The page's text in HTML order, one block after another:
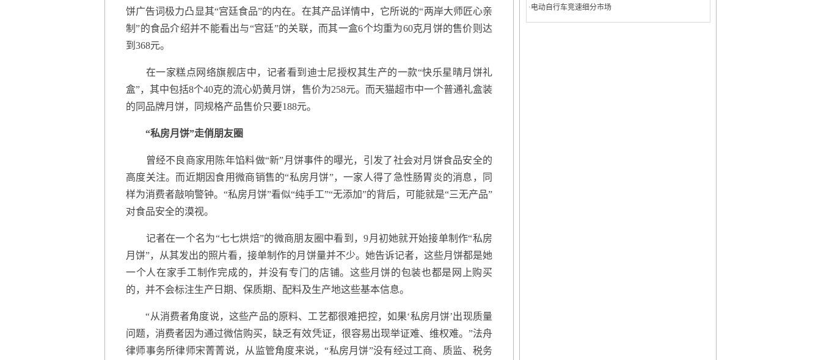
饼广告词极力凸显其“宫廷食品”的内在。在其产品详情中，它所说的“两岸大师匠心亲
制”的食品介绍并不能看出与“宫廷”的关联，而其一盒6个均重为60克月饼的售价则达
到368元。
在一家糕点网络旗舰店中，记者看到迪士尼授权其生产的一款“快乐星晴月饼礼
盒”，其中包括8个40克的流心奶黄月饼，售价为258元。而天猫超市中一个普通礼盒装
的同品牌月饼，同规格产品售价只要188元。
“私房月饼”走俏朋友圈
曾经不良商家用陈年馅料做“新”月饼事件的曝光，引发了社会对月饼食品安全的
高度关注。而近期因食用微商销售的“私房月饼”，一家人得了急性肠胃炎的消息，同
样为消费者敲响警钟。“私房月饼”看似“纯手工”“无添加”的背后，可能就是“三无产品”
对食品安全的漠视。
记者在一个名为“七七烘焙”的微商朋友圈中看到，9月初她就开始接单制作“私房
月饼”，从其发出的照片看，接单制作的月饼量并不少。她告诉记者，这些月饼都是她
一个人在家手工制作完成的，并没有专门的店铺。这些月饼的包装也都是网上购买
的，并不会标注生产日期、保质期、配料及生产地这些基本信息。
“从消费者角度说，这些产品的原料、工艺都很难把控，如果‘私房月饼’出现质量
问题，消费者因为通过微信购买，缺乏有效凭证，很容易出现举证难、维权难。”法舟
律师事务所律师宋菁菁说，从监管角度来说，“私房月饼”没有经过工商、质监、税务
·电动自行车竞速细分市场